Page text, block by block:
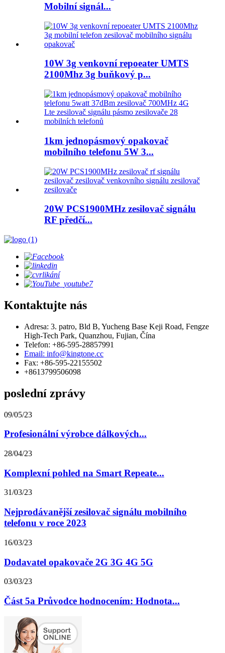
Mobilní signál...
10W 3g venkovní repoeater UMTS
2100Mhz 3g buňkový p...
1km jednopásmový opakovač
mobilního telefonu 5W 3...
20W PCS1900MHz zesilovač signálu
RF předčí...
Kontaktujte nás
Adresa: 3. patro, Bld B, Yucheng Base Keji Road, Fengze
High-Tech Park, Quanzhou, Fujian, Čína
Telefon: +86-595-28857991
Email: info@kingtone.cc
Fax: +86-595-22155502
+8613799506098
poslední zprávy
09/05/23
Profesionální výrobce dálkových...
28/04/23
Komplexní pohled na Smart Repeate...
31/03/23
Nejprodávanější zesilovač signálu mobilního
telefonu v roce 2023
16/03/23
Dodavatel opakovače 2G 3G 4G 5G
03/03/23
Část 5a Průvodce hodnocením: Hodnota...